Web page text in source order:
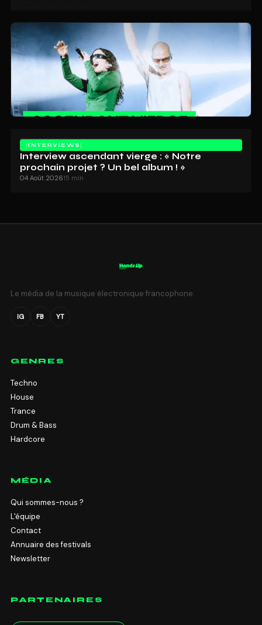
INTERVIEWS
Interview ascendant vierge : « Notre
prochain projet ? Un bel album ! »
04 Août 202615 min
Le média de la musique électronique francophone.
IG FB YT
GENRES
Techno
House
Trance
Drum & Bass
Hardcore
MÉDIA
Qui sommes-nous ?
L'équipe
Contact
Annuaire des festivals
Newsletter
PARTENAIRES